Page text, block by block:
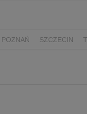
POZNAŃ SZCZECIN